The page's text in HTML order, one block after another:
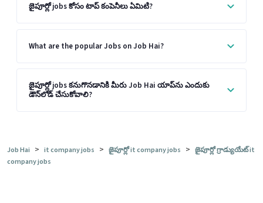
జైపూర్లో jobs కోసం టాప్ కంపెనీలు ఏమిటి?
What are the popular Jobs on Job Hai?
జైపూర్లో jobs కనుగొనడానికి మీరు Job Hai యాప్‌ను ఎందుకు
డౌన్‌లోడ్ చేసుకోవాలి?
Job Hai > it company jobs > జైపూర్లో it company jobs > జైపూర్లో గ్రాడ్యుయేట్ it
company jobs